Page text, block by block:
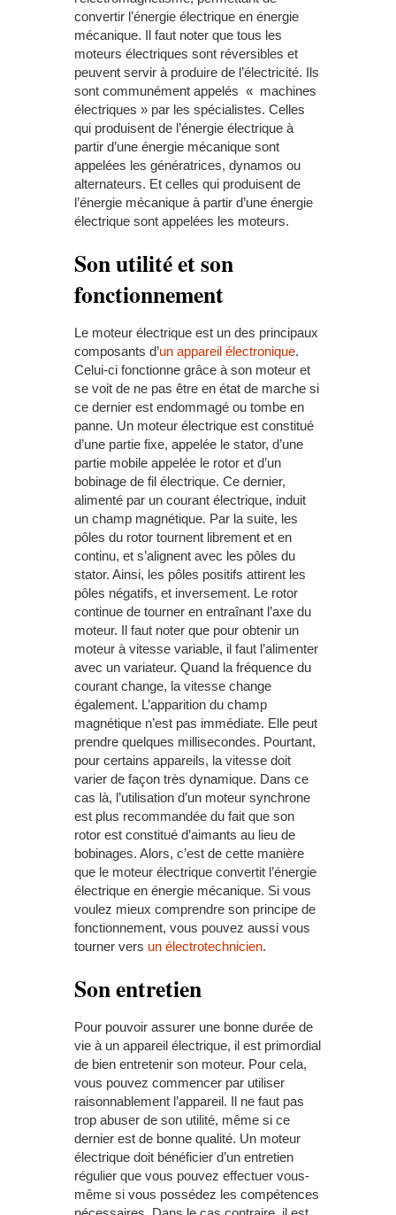
convertir l’énergie électrique en énergie
mécanique. Il faut noter que tous les
moteurs électriques sont réversibles et
peuvent servir à produire de l’électricité. Ils
sont communément appelés « machines
électriques » par les spécialistes. Celles
qui produisent de l’énergie électrique à
partir d’une énergie mécanique sont
appelées les génératrices, dynamos ou
alternateurs. Et celles qui produisent de
l’énergie mécanique à partir d’une énergie
électrique sont appelées les moteurs.
Son utilité et son
fonctionnement
Le moteur électrique est un des principaux
composants d’un appareil électronique.
Celui-ci fonctionne grâce à son moteur et
se voit de ne pas être en état de marche si
ce dernier est endommagé ou tombe en
panne. Un moteur électrique est constitué
d’une partie fixe, appelée le stator, d’une
partie mobile appelée le rotor et d’un
bobinage de fil électrique. Ce dernier,
alimenté par un courant électrique, induit
un champ magnétique. Par la suite, les
pôles du rotor tournent librement et en
continu, et s’alignent avec les pôles du
stator. Ainsi, les pôles positifs attirent les
pôles négatifs, et inversement. Le rotor
continue de tourner en entraînant l’axe du
moteur. Il faut noter que pour obtenir un
moteur à vitesse variable, il faut l’alimenter
avec un variateur. Quand la fréquence du
courant change, la vitesse change
également. L’apparition du champ
magnétique n’est pas immédiate. Elle peut
prendre quelques millisecondes. Pourtant,
pour certains appareils, la vitesse doit
varier de façon très dynamique. Dans ce
cas là, l’utilisation d’un moteur synchrone
est plus recommandée du fait que son
rotor est constitué d’aimants au lieu de
bobinages. Alors, c’est de cette manière
que le moteur électrique convertit l’énergie
électrique en énergie mécanique. Si vous
voulez mieux comprendre son principe de
fonctionnement, vous pouvez aussi vous
tourner vers un électrotechnicien.
Son entretien
Pour pouvoir assurer une bonne durée de
vie à un appareil électrique, il est primordial
de bien entretenir son moteur. Pour cela,
vous pouvez commencer par utiliser
raisonnablement l’appareil. Il ne faut pas
trop abuser de son utilité, même si ce
dernier est de bonne qualité. Un moteur
électrique doit bénéficier d’un entretien
régulier que vous pouvez effectuer vous-
même si vous possédez les compétences